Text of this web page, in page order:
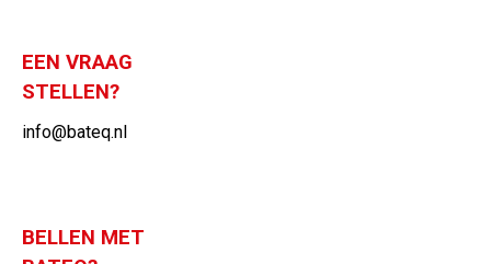
EEN VRAAG
STELLEN?
info@bateq.nl
BELLEN MET